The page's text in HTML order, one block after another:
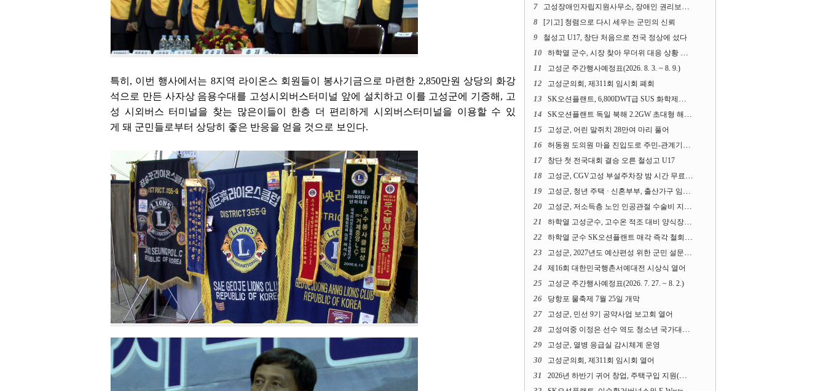
특히, 이번 행사에서는 8지역 라이온스 회원들이 봉사기금으로 마련한 2,850만원 상당의 화강
석으로 만든 사자상 음용수대를 고성시외버스터미널 앞에 설치하고 이를 고성군에 기증해, 고
성 시외버스 터미널을 찾는 많은이들이 한층 더 편리하게 시외버스터미널을 이용할 수 있
게 돼 군민들로부터 상당히 좋은 반응을 얻을 것으로 보인다.
7 고성장애인자립지원사무소, 장애인 권리보장 촉구 1인 시위 벌여
8 [기고] 청렴으로 다시 세우는 군민의 신뢰
9 철성고 U17, 창단 처음으로 전국 정상에 섰다
10 하학열 군수, 시장 찾아 무더위 대응 상황 살펴
11 고성군 주간행사예정표(2026. 8. 3. ~ 8. 9.)
12 고성군의회, 제311회 임시회 폐회
13 SK오션플랜트, 6,800DWT급 SUS 화학제품운반선 2척 수주
14 SK오션플랜트 독일 북해 2.2GW 초대형 해상변전소 하부구조물 수주
15 고성군, 어린 말쥐치 28만여 마리 풀어
16 허동원 도의원 마을 진입도로 주민-관계기관과 함께 간담회 열어
17 창단 첫 전국대회 결승 오른 철성고 U17
18 고성군, CGV고성 부설주차장 밤 시간 무료 개방한다
19 고성군, 청년 주택 · 신혼부부, 출산가구 임차보증금 대출이자 지원사업 시행
20 고성군, 저소득층 노인 인공관절 수술비 지원사업 계속 추진
21 하학열 고성군수, 고수온 적조 대비 양식장 현장점검
22 하학열 군수 SK오션플랜트 매각 즉각 철회 촉구 기자회견 열어
23 고성군, 2027년도 예산편성 위한 군민 설문조사 실시
24 제16회 대한민국행촌서예대전 시상식 열어
25 고성군 주간행사예정표(2026. 7. 27. ~ 8. 2.)
26 당항포 물축제 7월 25일 개막
27 고성군, 민선 9기 공약사업 보고회 열어
28 고성여중 이정은 선수 역도 청소년 국가대표에 뽑혀
29 고성군, 열병 응급실 감시체계 운영
30 고성군의회, 제311회 임시회 열어
31 2026년 하반기 귀어 창업, 주택구입 지원(융자) 사업대상자 모집